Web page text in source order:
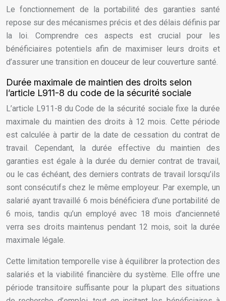
Le fonctionnement de la portabilité des garanties santé
repose sur des mécanismes précis et des délais définis par
la loi. Comprendre ces aspects est crucial pour les
bénéficiaires potentiels afin de maximiser leurs droits et
d’assurer une transition en douceur de leur couverture santé.
Durée maximale de maintien des droits selon
l’article L911-8 du code de la sécurité sociale
L’article L911-8 du Code de la sécurité sociale fixe la durée
maximale du maintien des droits à 12 mois. Cette période
est calculée à partir de la date de cessation du contrat de
travail. Cependant, la durée effective du maintien des
garanties est égale à la durée du dernier contrat de travail,
ou le cas échéant, des derniers contrats de travail lorsqu’ils
sont consécutifs chez le même employeur. Par exemple, un
salarié ayant travaillé 6 mois bénéficiera d’une portabilité de
6 mois, tandis qu’un employé avec 18 mois d’ancienneté
verra ses droits maintenus pendant 12 mois, soit la durée
maximale légale.
Cette limitation temporelle vise à équilibrer la protection des
salariés et la viabilité financière du système. Elle offre une
période transitoire suffisante pour la plupart des situations